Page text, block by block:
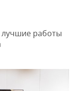
лучшие работы